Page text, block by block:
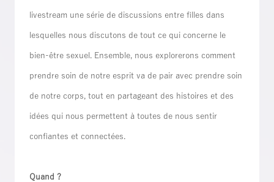
livestream une série de discussions entre filles dans
lesquelles nous discutons de tout ce qui concerne le
bien-être sexuel. Ensemble, nous explorerons comment
prendre soin de notre esprit va de pair avec prendre soin
de notre corps, tout en partageant des histoires et des
idées qui nous permettent à toutes de nous sentir
confiantes et connectées.
Quand ?